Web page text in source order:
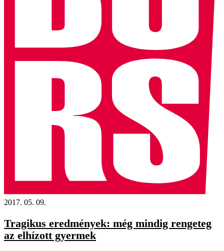
2017. 05. 09.
Tragikus eredmények: még mindig rengeteg
az elhízott gyermek